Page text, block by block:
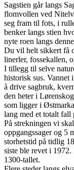
Sagstien går langs
flomvollen ved
seg fram til fots, i
benker langs stien
nyte roen langs
Du vil helt sikkert få
linerler, fossekallen,
I tillegg til selve
historisk sus. Vannet
å drive sagbruk,
den heter i
som ligger i
lang med et totalt fall
På strekningen vi
oppgangssager og 5
storhetstid på tidlig
siste ble revet i
1300-tallet.